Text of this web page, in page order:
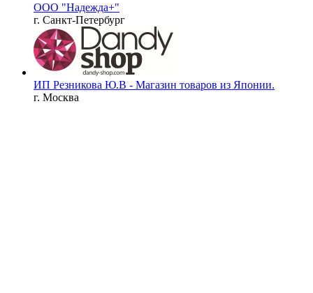
ООО "Надежда+"
г. Санкт-Петербург
ИП Резникова Ю.В - Магазин товаров из Японии.
г. Москва